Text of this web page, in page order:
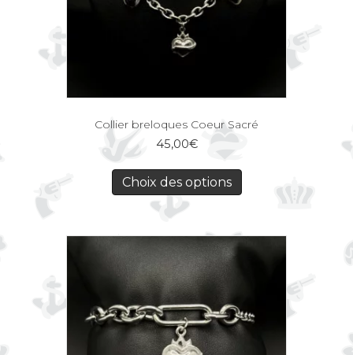
Collier breloques Coeur Sacré
45,00€
Choix des options